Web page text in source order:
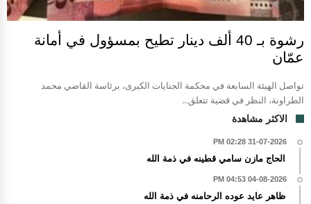
رشوة بـ 40 ألف دينار تطيح بمسؤول في أمانة
عمّان
تواصل الهيئة السابعة في محكمة الجنايات الكبرى، برئاسة القاضي محمد
الطراونة، النظر في قضية تتعلق...
الاكثر مشاهدة
31-07-2026 02:28 PM
الحاج مازن سامي قطينه في ذمة الله
04-08-2026 04:53 PM
ظاهر عايد عوده الرحامنه في ذمة الله